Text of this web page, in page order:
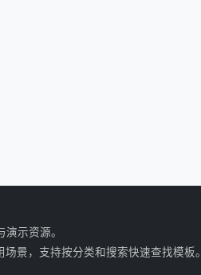
示资源。
景，支持按分类和搜索快速查找模板。